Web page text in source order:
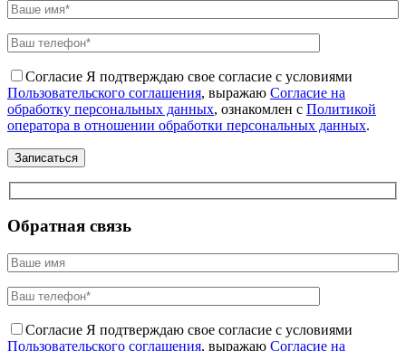
Согласие Я подтверждаю свое согласие с условиями
Пользовательского соглашения, выражаю Согласие на
обработку персональных данных, ознакомлен с Политикой
оператора в отношении обработки персональных данных.
Обратная связь
Согласие Я подтверждаю свое согласие с условиями
Пользовательского соглашения, выражаю Согласие на